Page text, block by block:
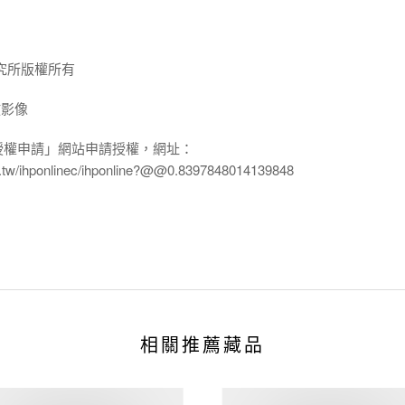
所版權所有
像
申請」網站申請授權，網址：
ihponlinec/ihponline?@@0.8397848014139848
相關推薦藏品